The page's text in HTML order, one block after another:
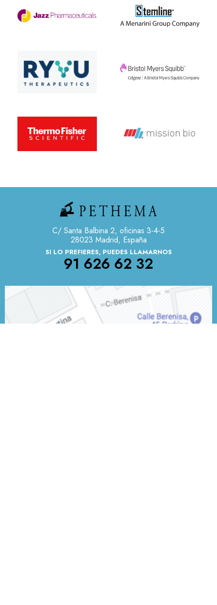
C/ Santa Balbina 2, oficinas 3-4-5
28023 Madrid, España
SI LO PREFIERES, PUEDES LLAMARNOS
91 626 62 32